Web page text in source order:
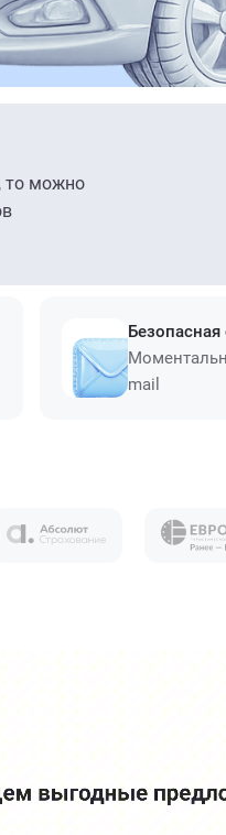
то можно
Безопасная
mail